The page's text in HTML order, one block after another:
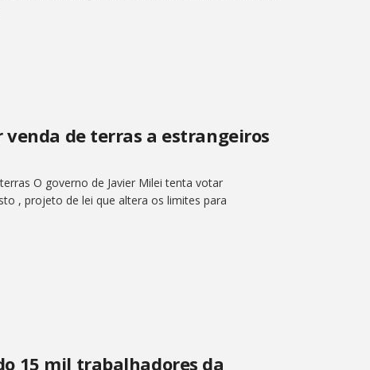
de terras a estrangeiros
O governo de Javier Milei tenta votar
, projeto de lei que altera os limites para
15 mil trabalhadores da